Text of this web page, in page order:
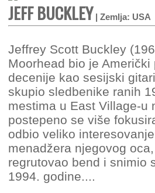
JEFF BUCKLEY | Zemlja: USA
Jeffrey Scott Buckley
Moorhead bio je
decenije kao sesijski
skupio sledbenike ranih
mestima u East Village-u
postepeno se više
odbio veliko
menadžera njegovog
regrutovao bend i snimio
1994. godine....